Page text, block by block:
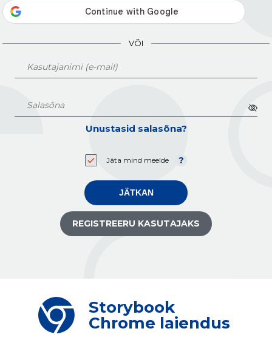
VÕI
Unustasid salasõna?
Jäta mind meelde
JÄTKAN
REGISTREERU KASUTAJAKS
Storybook
Chrome laiendus